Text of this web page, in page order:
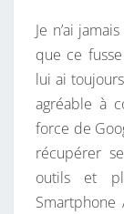
Je n’ai
que ce
lui ai
agréable à
force de
récupérer
outils et